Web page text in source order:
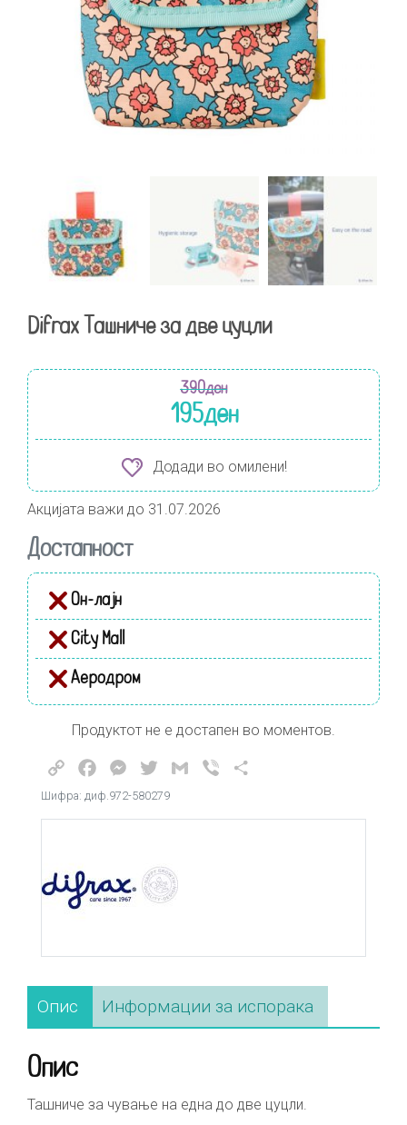
Difrax Ташниче за две цуцли
390ден
195ден
Додади во омилени!
Акцијата важи до 31.07.2026
Достапност
Он-лајн
City Mall
Аеродром
Продуктот не е достапен во моментов.
Copy
Link
FacebookMessenger
TwitterGmail Viber
Шифра: диф.972-580279
Опис Информации за испорака
Опис
Ташниче за чување на една до две цуцли.